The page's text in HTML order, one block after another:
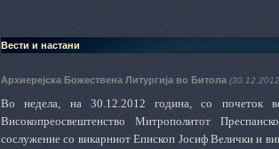
Вести и настани
Архиерејска Божествена Литургија во Битола
Во недела, на 30.12.2012 година,
со почеток
Високопреосвештенство Митрополитот
сослужение со викарниот Епископ Јосиф Велички и